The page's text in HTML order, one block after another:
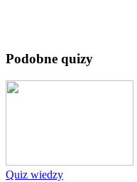
Podobne quizy
Quiz wiedzy